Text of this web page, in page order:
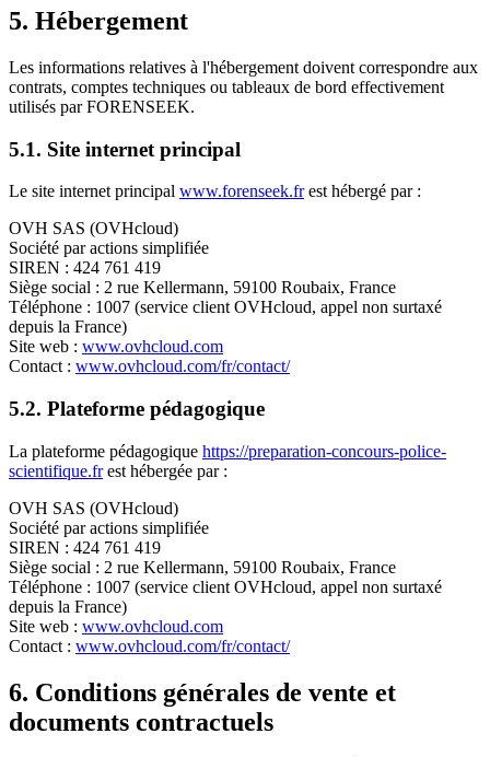
5. Hébergement
Les informations relatives à l'hébergement doivent correspondre aux
contrats, comptes techniques ou tableaux de bord effectivement
utilisés par FORENSEEK.
5.1. Site internet principal
Le site internet principal www.forenseek.fr est hébergé par :
OVH SAS (OVHcloud)
Société par actions simplifiée
SIREN : 424 761 419
Siège social : 2 rue Kellermann, 59100 Roubaix, France
Téléphone : 1007 (service client OVHcloud, appel non surtaxé
depuis la France)
Site web : www.ovhcloud.com
Contact : www.ovhcloud.com/fr/contact/
5.2. Plateforme pédagogique
La plateforme pédagogique https://preparation-concours-police-
scientifique.fr est hébergée par :
OVH SAS (OVHcloud)
Société par actions simplifiée
SIREN : 424 761 419
Siège social : 2 rue Kellermann, 59100 Roubaix, France
Téléphone : 1007 (service client OVHcloud, appel non surtaxé
depuis la France)
Site web : www.ovhcloud.com
Contact : www.ovhcloud.com/fr/contact/
6. Conditions générales de vente et
documents contractuels